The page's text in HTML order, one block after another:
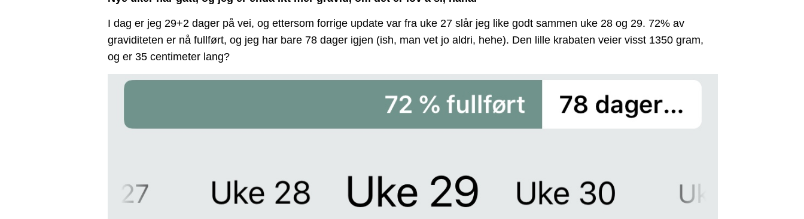
I dag er jeg 29+2 dager på vei, og ettersom forrige update var fra uke 27 slår jeg like godt sammen uke 28 og 29. 72% av
graviditeten er nå fullført, og jeg har bare 78 dager igjen (ish, man vet jo aldri, hehe). Den lille krabaten veier visst 1350 gram,
og er 35 centimeter lang?